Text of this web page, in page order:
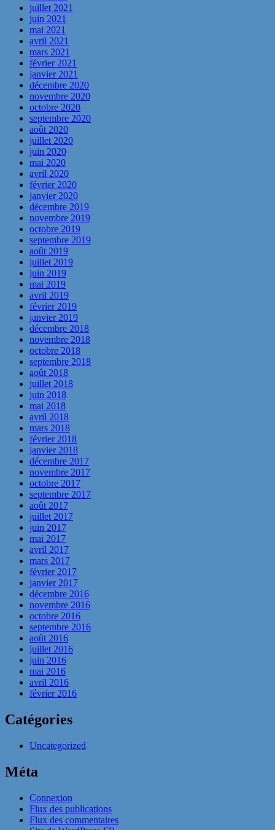
juillet 2021
juin 2021
mai 2021
avril 2021
mars 2021
février 2021
janvier 2021
décembre 2020
novembre 2020
octobre 2020
septembre 2020
août 2020
juillet 2020
juin 2020
mai 2020
avril 2020
février 2020
janvier 2020
décembre 2019
novembre 2019
octobre 2019
septembre 2019
août 2019
juillet 2019
juin 2019
mai 2019
avril 2019
février 2019
janvier 2019
décembre 2018
novembre 2018
octobre 2018
septembre 2018
août 2018
juillet 2018
juin 2018
mai 2018
avril 2018
mars 2018
février 2018
janvier 2018
décembre 2017
novembre 2017
octobre 2017
septembre 2017
août 2017
juillet 2017
juin 2017
mai 2017
avril 2017
mars 2017
février 2017
janvier 2017
décembre 2016
novembre 2016
octobre 2016
septembre 2016
août 2016
juillet 2016
juin 2016
mai 2016
avril 2016
février 2016
Catégories
Uncategorized
Méta
Connexion
Flux des publications
Flux des commentaires